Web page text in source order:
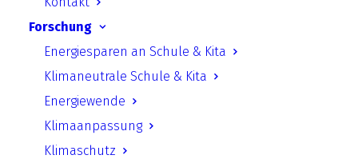
Forschung
Energiesparen an Schule & Kita
Klimaneutrale Schule & Kita
Energiewende
Klimaanpassung
Klimaschutz
Unterrichtseinheit:
Standortsuche Atommüll-
Endlager